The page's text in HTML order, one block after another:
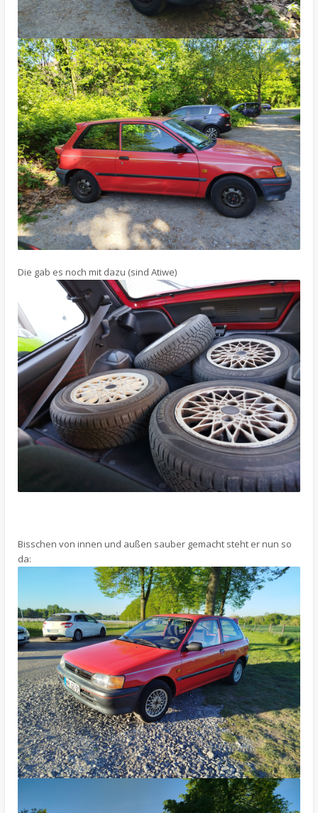
Die gab es noch mit dazu (sind Atiwe)
Bisschen von innen und außen sauber gemacht steht er nun so
da: